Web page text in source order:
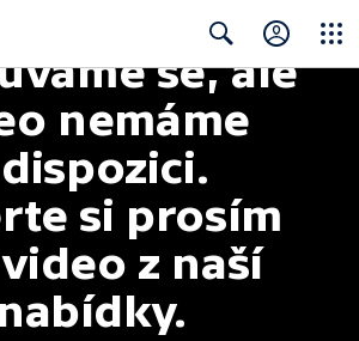
Search
se, ale
nemáme
dispozici.
si prosím
z naší
nabídky.